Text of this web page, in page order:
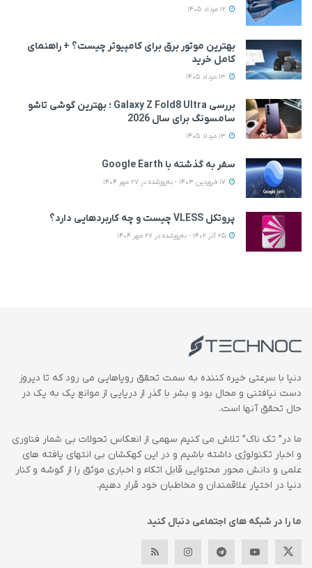
بهترین موتور برق برای کامپیوتر چیست؟ + راهنمای
کامل خرید
بررسی Galaxy Z Fold8 Ultra ؛ بهترین گوشی تاشو
سامسونگ برای سال 2026
سفر به گذشته با Google Earth
پروتکل VLESS چیست و چه کاربردهایی دارد؟
دنیا با سرعتی خیره کننده به سمت تحقق رویاهایی می رود که تا دیروز
دست نیافتنی و محال بود و بشر با گذر از دریایی از موانع یک به یک در
حال تحقق آنها است.
ما در” تک ناک” تلاش می کنیم سهمی از انعکاس تحولات بی شمار فناوری
و اخبار تکنولوژی داشته باشیم و در این کهکشان بی انتهای یافته های
علمی و دانش محور محتوایی قابل اتکاء و اخباری موثق را از گوشه و کنار
دنیا در اختیار علاقمندان و مخاطبان خود قرار دهیم.
ما را در شبکه های اجتماعی دنبال کنید